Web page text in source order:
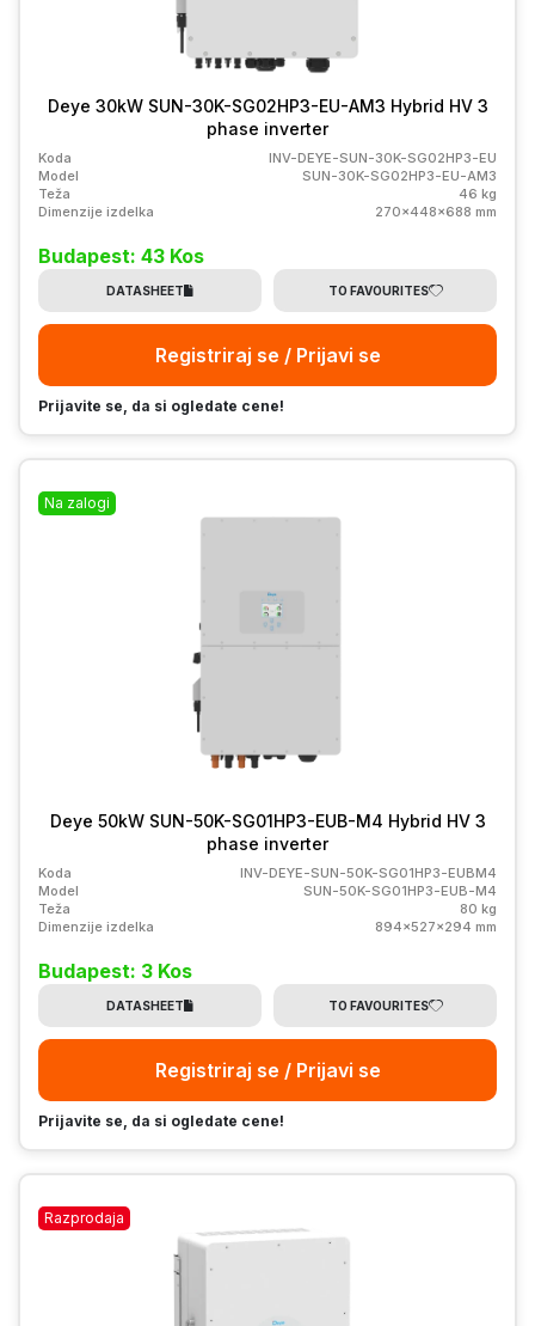
Deye 30kW SUN-30K-SG02HP3-EU-AM3 Hybrid HV 3
phase inverter
Koda
INV-DEYE-SUN-30K-SG02HP3-EU
Model
SUN-30K-SG02HP3-EU-AM3
Teža
46 kg
Dimenzije izdelka
270x448x688 mm
Budapest: 43 Kos
DATASHEET TO FAVOURITES
Registriraj se / Prijavi se
Prijavite se, da si ogledate cene!
Na zalogi
Deye 50kW SUN-50K-SG01HP3-EUB-M4 Hybrid HV 3
phase inverter
Koda
INV-DEYE-SUN-50K-SG01HP3-EUBM4
Model
SUN-50K-SG01HP3-EUB-M4
Teža
80 kg
Dimenzije izdelka
894x527x294 mm
Budapest: 3 Kos
DATASHEET TO FAVOURITES
Registriraj se / Prijavi se
Prijavite se, da si ogledate cene!
Razprodaja